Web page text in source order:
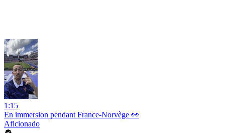
1:15
En immersion pendant France-Norvège 👀
Aficionado